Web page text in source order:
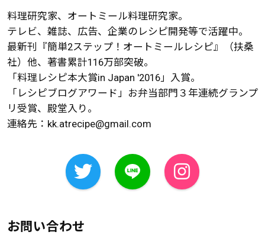
料理研究家、オートミール料理研究家。
テレビ、雑誌、広告、企業のレシピ開発等で活躍中。
最新刊『簡単2ステップ！オートミールレシピ』（扶桑
社）他、著書累計116万部突破。
「料理レシピ本大賞in Japan '2016」入賞。
「レシピブログアワード」お弁当部門３年連続グランプ
リ受賞、殿堂入り。
連絡先： kk.atrecipe@gmail.com
お問い合わせ